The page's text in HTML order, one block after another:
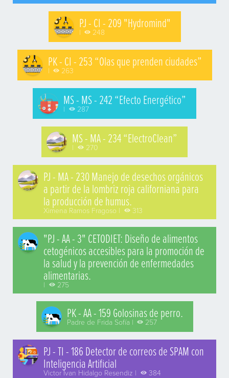
PJ - CI - 209 "Hydromind"
| 248
PK - CI - 253 “Olas que prenden ciudades”
| 263
MS - MS - 242 “Efecto Energético”
| 287
MS - MA - 234 “ElectroClean”
| 270
PJ - MA - 230 Manejo de desechos orgánicos
a partir de la lombriz roja californiana para
la producción de humus.
Ximena Ramos Fragoso | 313
"PJ - AA - 3" CETODIET: Diseño de alimentos
cetogénicos accesibles para la promoción de
la salud y la prevención de enfermedades
alimentarias.
| 275
PK - AA - 159 Golosinas de perro.
Padre de Frida Sofía | 257
PJ - TI - 186 Detector de correos de SPAM con
Inteligencia Artificial
Victor Ivan Hidalgo Resendiz | 384